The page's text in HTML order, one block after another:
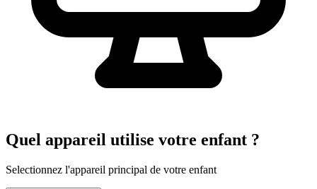
Quel appareil utilise votre enfant ?
Selectionnez l'appareil principal de votre enfant